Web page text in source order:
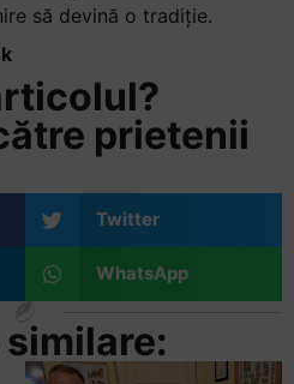
să devină o tradiție.
prietenii
Twitter
WhatsApp